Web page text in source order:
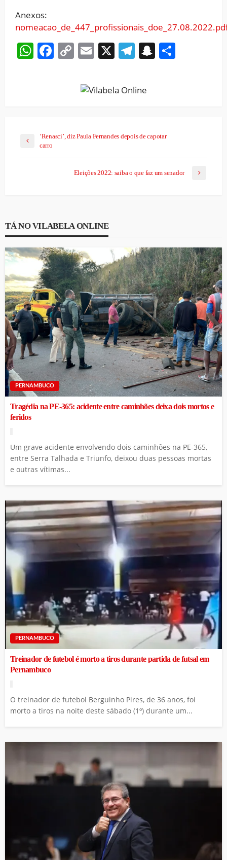
Anexos:
WhatsApp
Facebook
CopyEmail
X Telegram
Snapchat
‘Renasci’, diz Paula Fernandes depois de capotar
carro
Eleições 2022: saiba o que faz um senador
TÁ NO VILABELA ONLINE
PERNAMBUCO
Tragédia na PE-365: acidente entre caminhões deixa dois mortos e
feridos
Um grave acidente envolvendo dois caminhões na PE-365,
entre Serra Talhada e Triunfo, deixou duas pessoas mortas
e outras vítimas...
PERNAMBUCO
Treinador de futebol é morto a tiros durante partida de futsal em
Pernambuco
O treinador de futebol Berguinho Pires, de 36 anos, foi
morto a tiros na noite deste sábado (1º) durante um...